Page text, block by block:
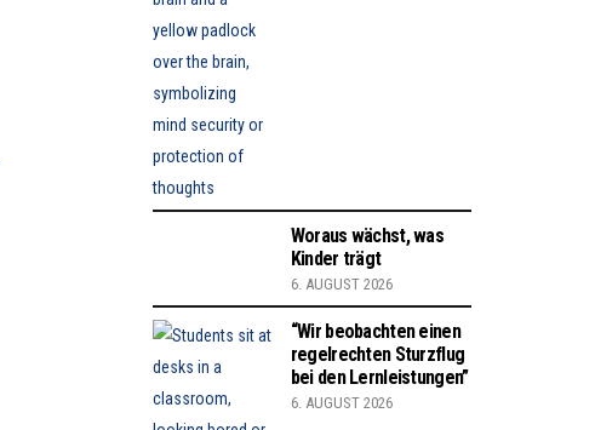
Woraus wächst, was
Kinder trägt
6. AUGUST 2026
“Wir beobachten einen
regelrechten Sturzflug
bei den Lernleistungen”
6. AUGUST 2026